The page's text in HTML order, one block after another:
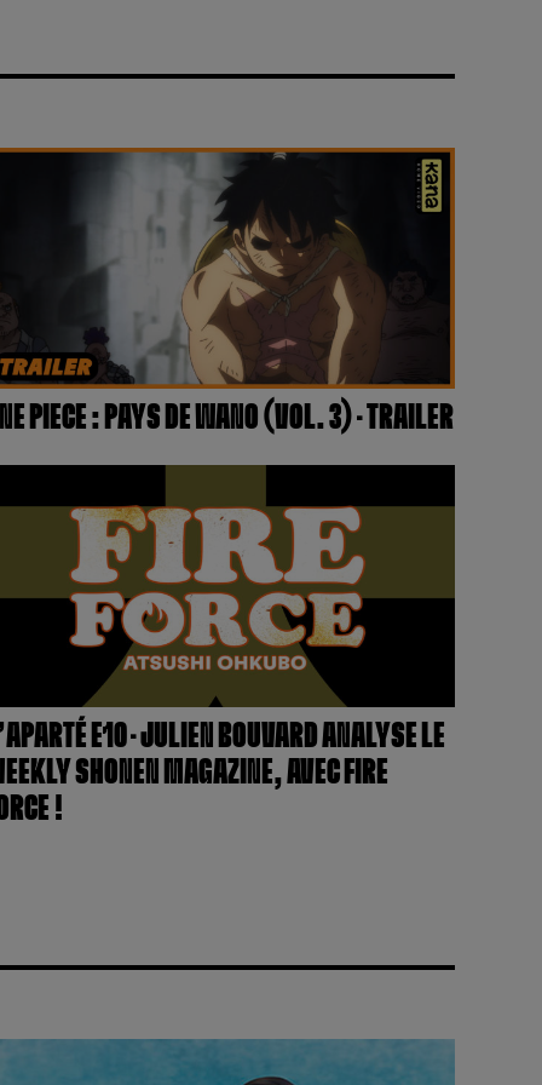
PIECE : PAYS DE WANO (VOL. 3) – TRAILER
E10 – JULIEN BOUVARD ANALYSE LE
SHONEN MAGAZINE, AVEC FIRE
!